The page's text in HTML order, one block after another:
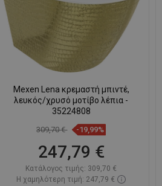
Mexen Lena κρεμαστή μπιντέ,
λευκός/χρυσό μοτίβο λέπια -
35224808
309,70 € -19,99%
247,79 €
Κατάλογος τιμής: 309,70 €
Η χαμηλότερη τιμή: 247,79 €